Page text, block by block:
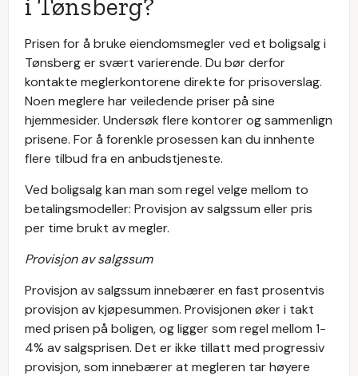
i Tønsberg?
Prisen for å bruke eiendomsmegler ved et boligsalg i
Tønsberg er svært varierende. Du bør derfor
kontakte meglerkontorene direkte for prisoverslag.
Noen meglere har veiledende priser på sine
hjemmesider. Undersøk flere kontorer og sammenlign
prisene. For å forenkle prosessen kan du innhente
flere tilbud fra en anbudstjeneste.
Ved boligsalg kan man som regel velge mellom to
betalingsmodeller: Provisjon av salgssum eller pris
per time brukt av megler.
Provisjon av salgssum
Provisjon av salgssum innebærer en fast prosentvis
provisjon av kjøpesummen. Provisjonen øker i takt
med prisen på boligen, og ligger som regel mellom 1-
4% av salgsprisen. Det er ikke tillatt med progressiv
provisjon, som innebærer at megleren tar høyere